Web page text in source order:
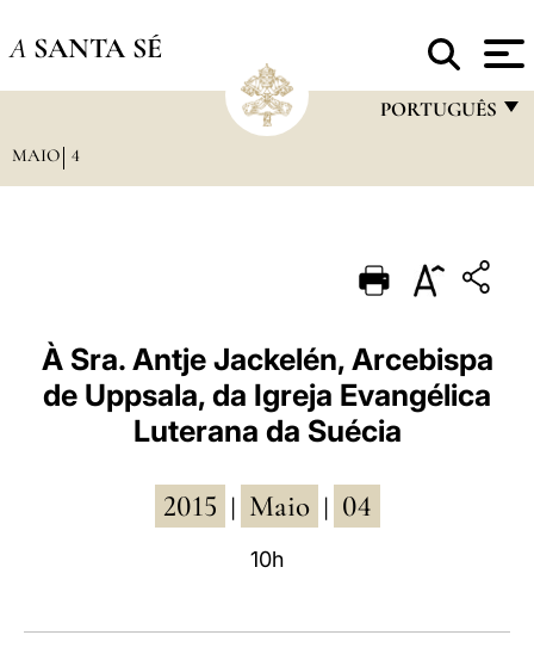
A SANTA SÉ
PORTUGUÊS
PORTUGUÊS
ESPAÑOL
DEUTSCH
POLSKI
العربيّة
中文
MAIO 4
À Sra. Antje Jackelén, Arcebispa
de Uppsala, da Igreja Evangélica
Luterana da Suécia
2015 Maio 04
10h